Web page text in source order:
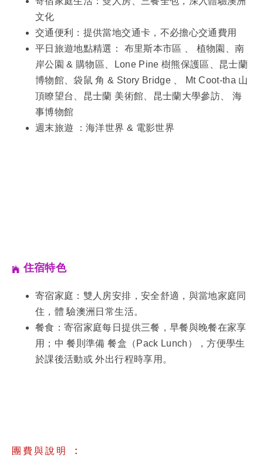
文化
交通便利：提供當地交通卡，不必擔心交通費用
平日旅遊地點精選： 布里斯本市區 、 植物園、南
岸公園 & 購物區、Lone Pine 樹熊保護區、昆士蘭
博物館、袋鼠 角 & Story Bridge 、 Mt Coot-tha 山
頂瞭望台、昆士蘭 美術館、昆士蘭大學參訪、 海
事博物館
週末旅遊 ：海洋世界 & 電影世界
住宿特色
寄宿家庭：雙人房安排，安全舒適，與當地家庭同
住，體 驗澳洲日常生活。
餐食：寄宿家庭每日提供三餐，早餐與晚餐在家享
用；中 餐則準備 餐盒（Pack Lunch），方便學生
於課後活動或 外出行程時享用。
團費與說明 :